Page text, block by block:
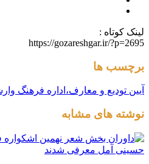
لینک کوتاه :
https://gozareshgar.ir/?p=2695
برچسب ها
آیین تودیع و معارف،اداره فرهنگ
نوشته های مشابه